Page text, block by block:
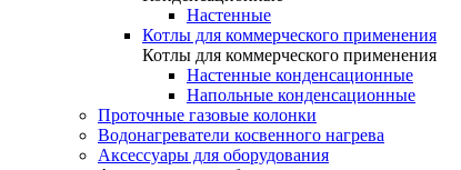
Настенные
Котлы для коммерческого применения
Котлы для коммерческого применения
Настенные конденсационные
Напольные конденсационные
Проточные газовые колонки
Водонагреватели косвенного нагрева
Аксессуары для оборудования